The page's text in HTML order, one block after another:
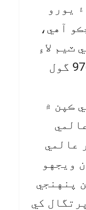
يورو
چڪو آهي،
ٽيم لاءِ
عالمي رڪارڊ طور 976 گول
ڪپن ۾
عالمي
ويجهو
پنهنجي
کي